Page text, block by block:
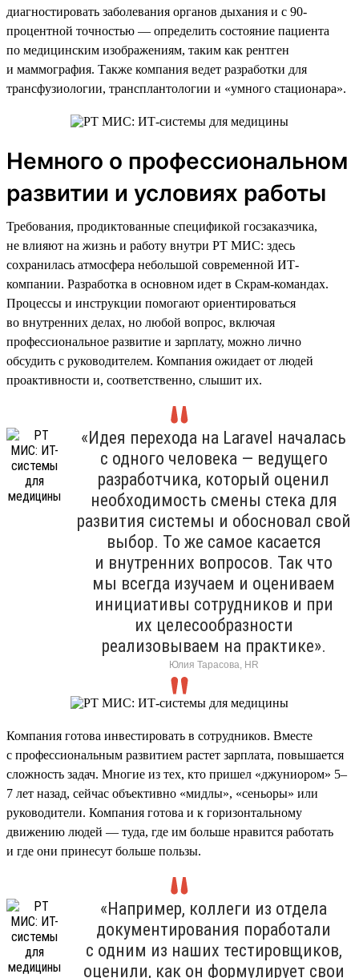
диагностировать заболевания органов дыхания и с 90-
процентной точностью — определить состояние пациента
по медицинским изображениям, таким как рентген
и маммография. Также компания ведет разработки для
трансфузиологии, трансплантологии и «умного стационара».
Немного о профессиональном
развитии и условиях работы
Требования, продиктованные спецификой госзаказчика,
не влияют на жизнь и работу внутри РТ МИС: здесь
сохранилась атмосфера небольшой современной ИТ-
компании. Разработка в основном идет в Скрам-командах.
Процессы и инструкции помогают ориентироваться
во внутренних делах, но любой вопрос, включая
профессиональное развитие и зарплату, можно лично
обсудить с руководителем. Компания ожидает от людей
проактивности и, соответственно, слышит их.
«Идея перехода на Laravel началась
с одного человека — ведущего
разработчика, который оценил
необходимость смены стека для
развития системы и обосновал свой
выбор. То же самое касается
и внутренних вопросов. Так что
мы всегда изучаем и оцениваем
инициативы сотрудников и при
их целесообразности
реализовываем на практике».
Юлия Тарасова, HR
Компания готова инвестировать в сотрудников. Вместе
с профессиональным развитием растет зарплата, повышается
сложность задач. Многие из тех, кто пришел «джуниором» 5–
7 лет назад, сейчас объективно «мидлы», «сеньоры» или
руководители. Компания готова и к горизонтальному
движению людей — туда, где им больше нравится работать
и где они принесут больше пользы.
«Например, коллеги из отдела
документирования поработали
с одним из наших тестировщиков,
оценили, как он формулирует свои